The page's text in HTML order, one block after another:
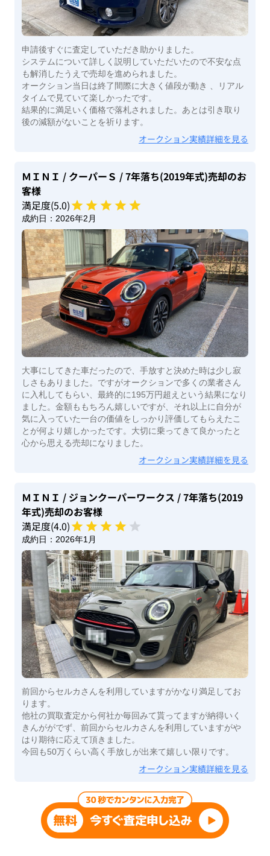
申請後すぐに査定していただき助かりました。
システムについて詳しく説明していただいたので不安な点
も解消したうえで売却を進められました。
オークション当日は終了間際に大きく値段が動き 、リアル
タイムで見ていて楽しかったです。
結果的に満足いく価格で落札されました。あとは引き取り
後の減額がないことを祈ります。
オークション実績詳細を見る
ＭＩＮＩ / クーパーＳ / 7年落ち(2019年式)売却のお
客様
満足度(5.0)
成約日： 2026年2月
大事にしてきた車だったので、手放すと決めた時は少し寂
しさもありました。ですがオークションで多くの業者さん
に入札してもらい、最終的に195万円超えという結果になり
ました。金額ももちろん嬉しいですが、それ以上に自分が
気に入っていた一台の価値をしっかり評価してもらえたこ
とが何より嬉しかったです。大切に乗ってきて良かったと
心から思える売却になりました。
オークション実績詳細を見る
ＭＩＮＩ / ジョンクーパーワークス / 7年落ち(2019
年式)売却のお客様
満足度(4.0)
成約日： 2026年1月
前回からセルカさんを利用していますがかなり満足してお
ります。
他社の買取査定から何社か毎回みて貰ってますが納得いく
きんががでず、前回からセルカさんを利用していますがや
はり期待に応えて頂きました。
今回も50万くらい高く手放しが出来て嬉しい限りです。
オークション実績詳細を見る